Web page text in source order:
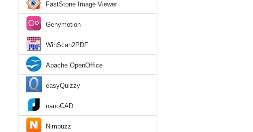
FastStone Image Viewer
Genymotion
WinScan2PDF
Apache OpenOffice
easyQuizzy
nanoCAD
Nimbuzz